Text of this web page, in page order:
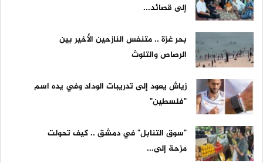
إلى قصائد...
بحر غزة .. متنفس النازحين الأخير بين
الرصاص والتلوث
زياش يعود إلى تدريبات الوداد وفي يده اسم
"فلسطين"
"سوق التنابل" في دمشق .. كيف تحولت
مزحة إلى...